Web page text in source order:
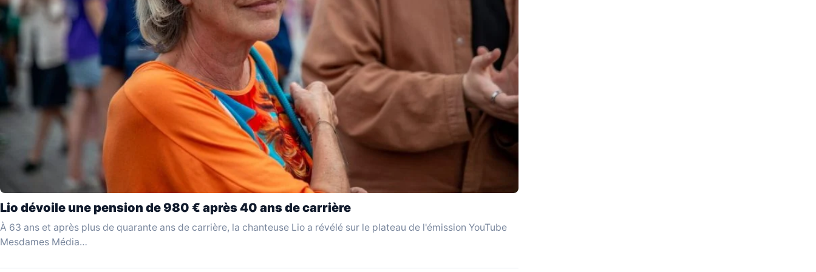
Lio dévoile une pension de 980 € après 40 ans de carrière
À 63 ans et après plus de quarante ans de carrière, la chanteuse Lio a révélé sur le plateau de l'émission YouTube
Mesdames Média…